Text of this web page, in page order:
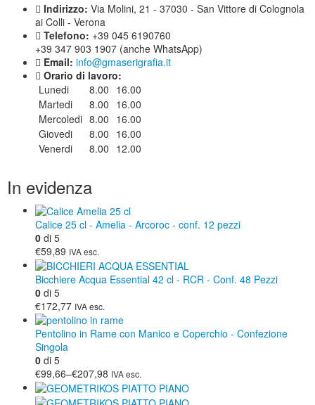
Indirizzo: Via Molini, 21 - 37030 - San Vittore di Colognola
ai Colli - Verona
Telefono: +39 045 6190760
+39 347 903 1907 (anche WhatsApp)
Email: info@gmaserigrafia.it
Orario di lavoro:
Lunedi
8.00 16.00
Martedi
8.00 16.00
Mercoledi 8.00 16.00
Giovedi
8.00 16.00
Venerdi
8.00 12.00
In evidenza
Calice 25 cl - Amelia - Arcoroc - conf. 12 pezzi
0 di 5
€59,89 IVA esc.
Bicchiere Acqua Essential 42 cl - RCR - Conf. 48 Pezzi
0 di 5
€172,77 IVA esc.
Pentolino in Rame con Manico e Coperchio - Confezione
Singola
0 di 5
€99,66–€207,98 IVA esc.